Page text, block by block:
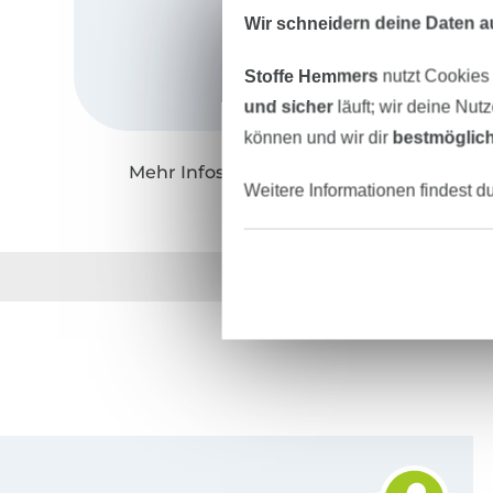
Mehr Infos zu "Fadenkäfer"
Wir schneidern deine Daten
Stoffe Hemmers nutzt
und sicherläuft; wir deine
können und wir dir
Weitere Informationen findest